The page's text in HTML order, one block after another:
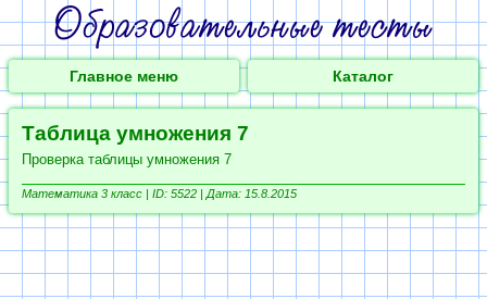
Главное меню Каталог
Таблица умножения 7
Проверка таблицы умножения 7
Математика 3 класс | ID: 5522 | Дата: 15.8.2015